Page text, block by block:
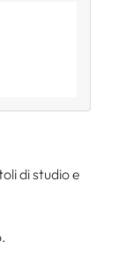
di studio e